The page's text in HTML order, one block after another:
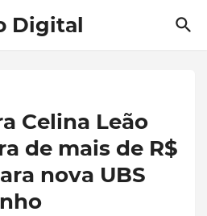
Digital
Celina Leão
de mais de R$
nova UBS